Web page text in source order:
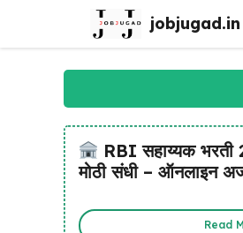
content
jobjugad.in
RBI सहाय्यक भरती
मोठी संधी – ऑनलाइन
Read